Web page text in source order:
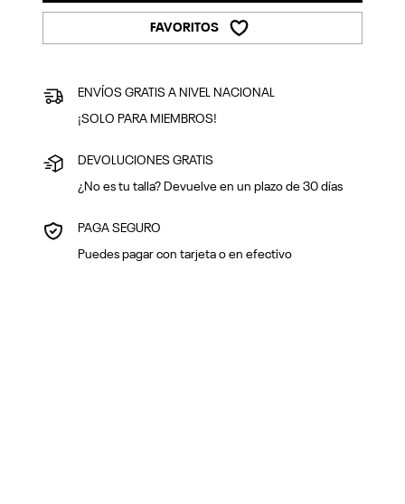
FAVORITOS
ENVÍOS GRATIS A NIVEL NACIONAL
¡SOLO PARA MIEMBROS!
DEVOLUCIONES GRATIS
¿No es tu talla? Devuelve en un plazo de 30 días
PAGA SEGURO
Puedes pagar con tarjeta o en efectivo